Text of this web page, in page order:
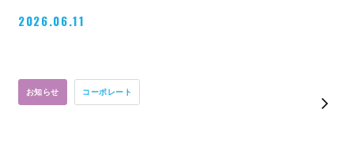
2026.06.11
お知らせ コーポレート